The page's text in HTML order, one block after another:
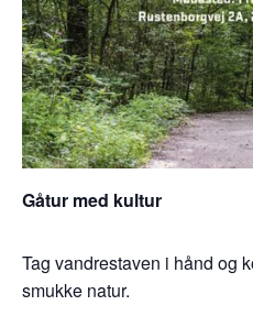
Gåtur med kultur
Tag vandrestaven i hånd og
smukke natur.